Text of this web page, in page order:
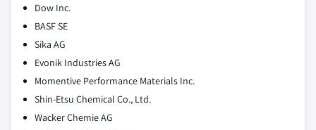
Dow Inc.
BASF SE
Sika AG
Evonik Industries AG
Momentive Performance Materials Inc.
Shin-Etsu Chemical Co., Ltd.
Wacker Chemie AG